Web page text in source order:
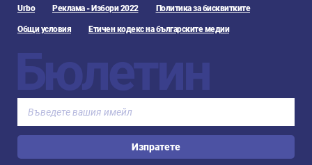
Urbo Реклама - Избори 2022 Политика за бисквитките
Общи условия Етичен кодекс на българските медии
Бюлетин
Изпратете